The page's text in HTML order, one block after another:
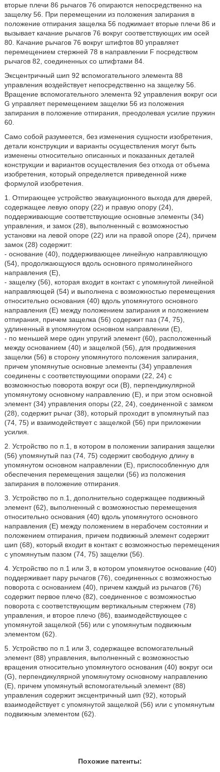
вторые плечи 86 рычагов 76 опираются непосредственно на
защелку 56. При перемещении из положения запирания в
положение отпирания защелка 56 поджимает вторые плечи 86 и
вызывает качание рычагов 76 вокруг соответствующих им осей
80. Качание рычагов 76 вокруг штифтов 80 управляет
перемещением стержней 78 в направлении F посредством
рычагов 82, соединенных со штифтами 84.
Эксцентричный шип 92 вспомогательного элемента 88
управления воздействует непосредственно на защелку 56.
Вращение вспомогательного элемента 92 управления вокруг оси
G управляет перемещением защелки 56 из положения
запирания в положение отпирания, преодолевая усилие пружин
60.
Само собой разумеется, без изменения сущности изобретения,
детали конструкции и варианты осуществления могут быть
изменены относительно описанных и показанных деталей
конструкции и вариантов осуществления без отхода от объема
изобретения, который определяется приведенной ниже
формулой изобретения.
1. Отпирающее устройство эвакуационного выхода для дверей,
содержащее левую опору (22) и правую опору (24),
поддерживающие соответствующие основные элементы (34)
управления, и замок (28), выполненный с возможностью
установки на левой опоре (22) или на правой опоре (24), причем
замок (28) содержит:
- основание (40), поддерживающее линейную направляющую
(54), продолжающуюся вдоль основного прямолинейного
направления (Е),
- защелку (56), которая входит в контакт с упомянутой линейной
направляющей (54) и выполнена с возможностью перемещения
относительно основания (40) вдоль упомянутого основного
направления (Е) между положением запирания и положением
отпирания, причем защелка (56) содержит паз (74, 75),
удлиненный в упомянутом основном направлении (Е),
- по меньшей мере один упругий элемент (60), расположенный
между основанием (40) и защелкой (56), для продвижения
защелки (56) в сторону упомянутого положения запирания,
причем упомянутые основные элементы (34) управления
соединены с соответствующими опорами (22, 24) с
возможностью поворота вокруг оси (В), перпендикулярной
упомянутому основному направлению (Е), и при этом основной
элемент (34) управления опоры (22, 24), соединенной с замком
(28), содержит рычаг (38), который проходит в упомянутый паз
(74, 75) и взаимодействует с защелкой (56) при приложении
усилия.
2. Устройство по п.1, в котором в положении запирания защелки
(56) упомянутый паз (74, 75) содержит свободную длину в
упомянутом основном направлении (Е), приспособленную для
обеспечения перемещения защелки (56) из положения
запирания в положение отпирания.
3. Устройство по п.1, дополнительно содержащее подвижный
элемент (62), выполненный с возможностью перемещения
относительно основания (40) вдоль упомянутого основного
направления (Е) между положением в нерабочем состоянии и
положением отпирания, причем подвижный элемент содержит
шип (68), который входит в контакт с возможностью перемещения
с упомянутым пазом (74, 75) защелки (56).
4. Устройство по п.1 или 3, в котором упомянутое основание (40)
поддерживает пару рычагов (76), соединенных с возможностью
поворота с основанием (40), причем каждый из рычагов (76)
содержит первое плечо (82), соединенное с возможностью
поворота с соответствующим вертикальным стержнем (78)
управления, и второе плечо (86), взаимодействующее с
упомянутой защелкой (56) или с упомянутым подвижным
элементом (62).
5. Устройство по п.1 или 3, содержащее вспомогательный
элемент (88) управления, выполненный с возможностью
вращения относительно упомянутого основания (40) вокруг оси
(G), перпендикулярной упомянутому основному направлению
(Е), причем упомянутый вспомогательный элемент (88)
управления содержит эксцентричный шип (92), который
взаимодействует с упомянутой защелкой (56) или с упомянутым
подвижным элементом (62).
Похожие патенты: